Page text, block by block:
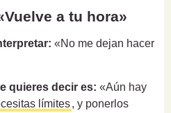
a tu hora»
«No me dejan hacer
quieres decir es: «Aún hay
límites, y ponerlos